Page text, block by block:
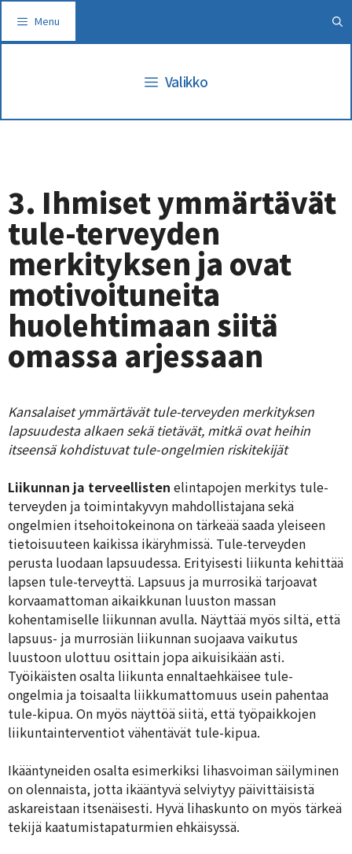
sisältöön
Menu
Valikko
3. Ihmiset ymmärtävät
tule-terveyden
merkityksen ja ovat
motivoituneita
huolehtimaan siitä
omassa arjessaan
Kansalaiset ymmärtävät tule-terveyden merkityksen
lapsuudesta alkaen sekä tietävät, mitkä ovat heihin
itseensä kohdistuvat tule-ongelmien riskitekijät
Liikunnan ja terveellisten elintapojen merkitys tule-
terveyden ja toimintakyvyn mahdollistajana sekä
ongelmien itsehoitokeinona on tärkeää saada yleiseen
tietoisuuteen kaikissa ikäryhmissä. Tule-terveyden
perusta luodaan lapsuudessa. Erityisesti liikunta kehittää
lapsen tule-terveyttä. Lapsuus ja murrosikä tarjoavat
korvaamattoman aikaikkunan luuston massan
kohentamiselle liikunnan avulla. Näyttää myös siltä, että
lapsuus- ja murrosiän liikunnan suojaava vaikutus
luustoon ulottuu osittain jopa aikuisikään asti.
Työikäisten osalta liikunta ennaltaehkäisee tule-
ongelmia ja toisaalta liikkumattomuus usein pahentaa
tule-kipua. On myös näyttöä siitä, että työpaikkojen
liikuntainterventiot vähentävät tule-kipua.
Ikääntyneiden osalta esimerkiksi lihasvoiman säilyminen
on olennaista, jotta ikääntyvä selviytyy päivittäisistä
askareistaan itsenäisesti. Hyvä lihaskunto on myös tärkeä
tekijä kaatumistapaturmien ehkäisyssä.